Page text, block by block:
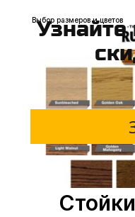
Выбор размеров и цветов
Узнайте